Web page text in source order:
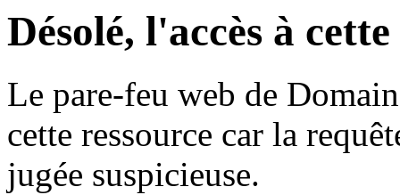
Désolé, l'accès à
Le pare-feu web de
cette ressource car la
jugée suspicieuse.